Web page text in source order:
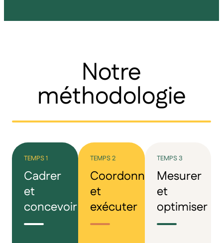
Notre
méthodologie
TEMPS 1
Cadrer
et
concevoir
TEMPS 2
Coordonner
et
exécuter
TEMPS 3
Mesurer
et
optimiser